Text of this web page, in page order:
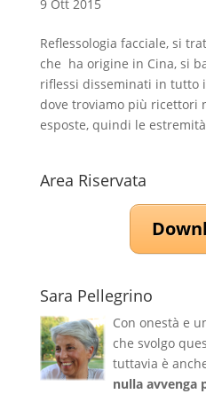
9 Ott 2015
Reflessologia facciale, si
che ha origine in Cina, si
riflessi disseminati in tutto
dove troviamo più ricettori
esposte, quindi le
Area Riservata
Sara Pellegrino
Con onestà e
che svolgo
tuttavia è
nulla avvenga